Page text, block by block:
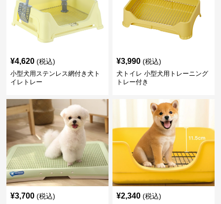
¥4,620 (税込)
小型犬用ステンレス網付き犬ト
イレトレー
¥3,990 (税込)
犬トイレ 小型犬用トレーニング
トレー付き
¥3,700 (税込) ¥2,340 (税込)